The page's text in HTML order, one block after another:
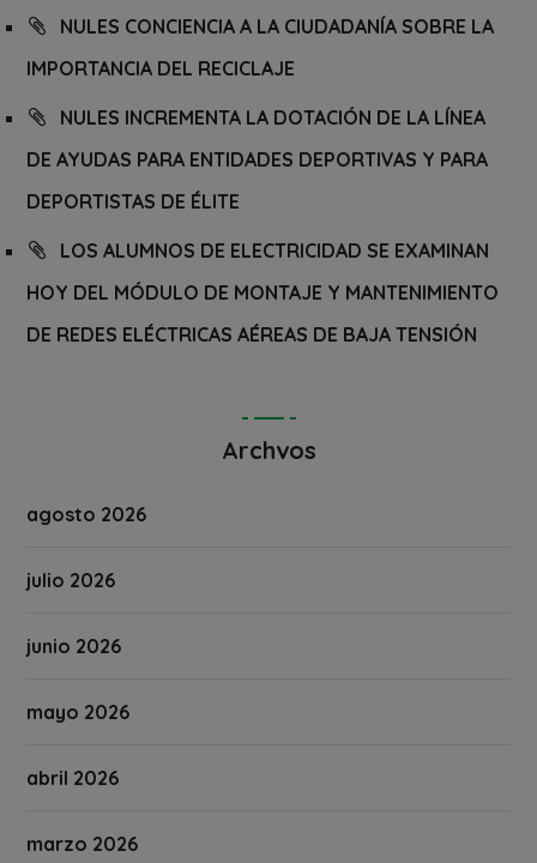
NULES CONCIENCIA A LA CIUDADANÍA SOBRE LA
IMPORTANCIA DEL RECICLAJE
NULES INCREMENTA LA DOTACIÓN DE LA LÍNEA
DE AYUDAS PARA ENTIDADES DEPORTIVAS Y PARA
DEPORTISTAS DE ÉLITE
LOS ALUMNOS DE ELECTRICIDAD SE EXAMINAN
HOY DEL MÓDULO DE MONTAJE Y MANTENIMIENTO
DE REDES ELÉCTRICAS AÉREAS DE BAJA TENSIÓN
Archvos
agosto 2026
julio 2026
junio 2026
mayo 2026
abril 2026
marzo 2026